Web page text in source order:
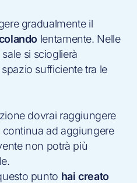
gradualmente il
lentamente. Nelle
si scioglierà
sufficiente tra le
dovrai raggiungere
ad aggiungere
non potrà più
punto hai creato